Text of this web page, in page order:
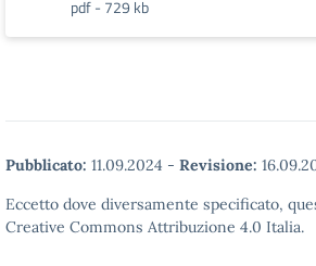
pdf - 729 kb
Pubblicato: 11.09.2024 - Revisione:
Eccetto dove diversamente specificato,
Creative Commons Attribuzione 4.0 Italia.